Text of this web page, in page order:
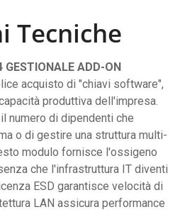
Tecniche
GESTIONALE ADD-ON
acquisto di "chiavi software",
produttiva dell'impresa.
numero di dipendenti che
o di gestire una struttura multi-
modulo fornisce l'ossigeno
che l'infrastruttura IT diventi
ESD garantisce velocità di
LAN assicura performance